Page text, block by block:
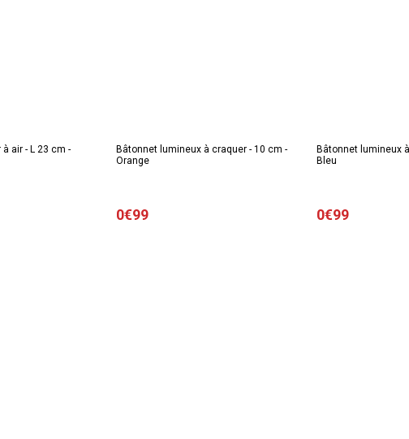
air - L 23 cm -
Bâtonnet lumineux à craquer - 10 cm -
Orange
0€99
Bâtonnet lumineux
Bleu
0€99